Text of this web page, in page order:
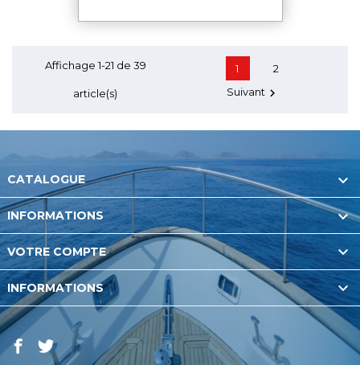
Affichage 1-21 de 39
article(s)
1
2
Suivant 
CATALOGUE 
INFORMATIONS 
VOTRE COMPTE 
INFORMATIONS 